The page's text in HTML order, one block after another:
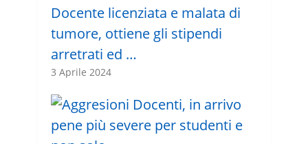
Docente licenziata e malata di
tumore, ottiene gli stipendi
arretrati ed …
3 Aprile 2024